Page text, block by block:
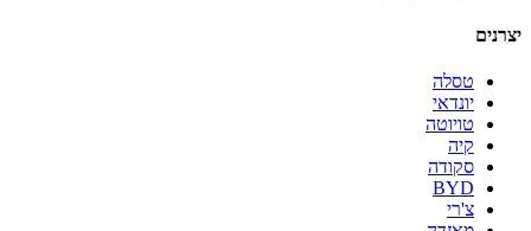
יצרנים
טסלה
יונדאי
טויוטה
קיה
סקודה
BYD
צ'רי